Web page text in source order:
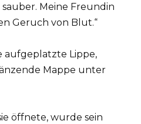
Meine Freundin
Geruch von Blut.“
aufgeplatzte Lippe,
Mappe unter
öffnete, wurde sein